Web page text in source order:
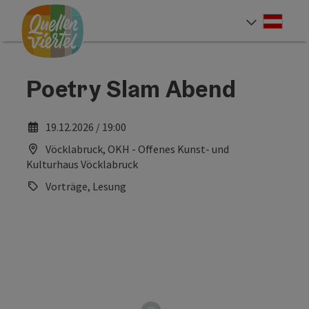
Zum Inhalt
Zur Navigation
Zum Seitenanfang
Poetry Slam Abend
19.12.2026 / 19:00
Vöcklabruck, OKH - Offenes Kunst- und
Kulturhaus Vöcklabruck
Vorträge, Lesung